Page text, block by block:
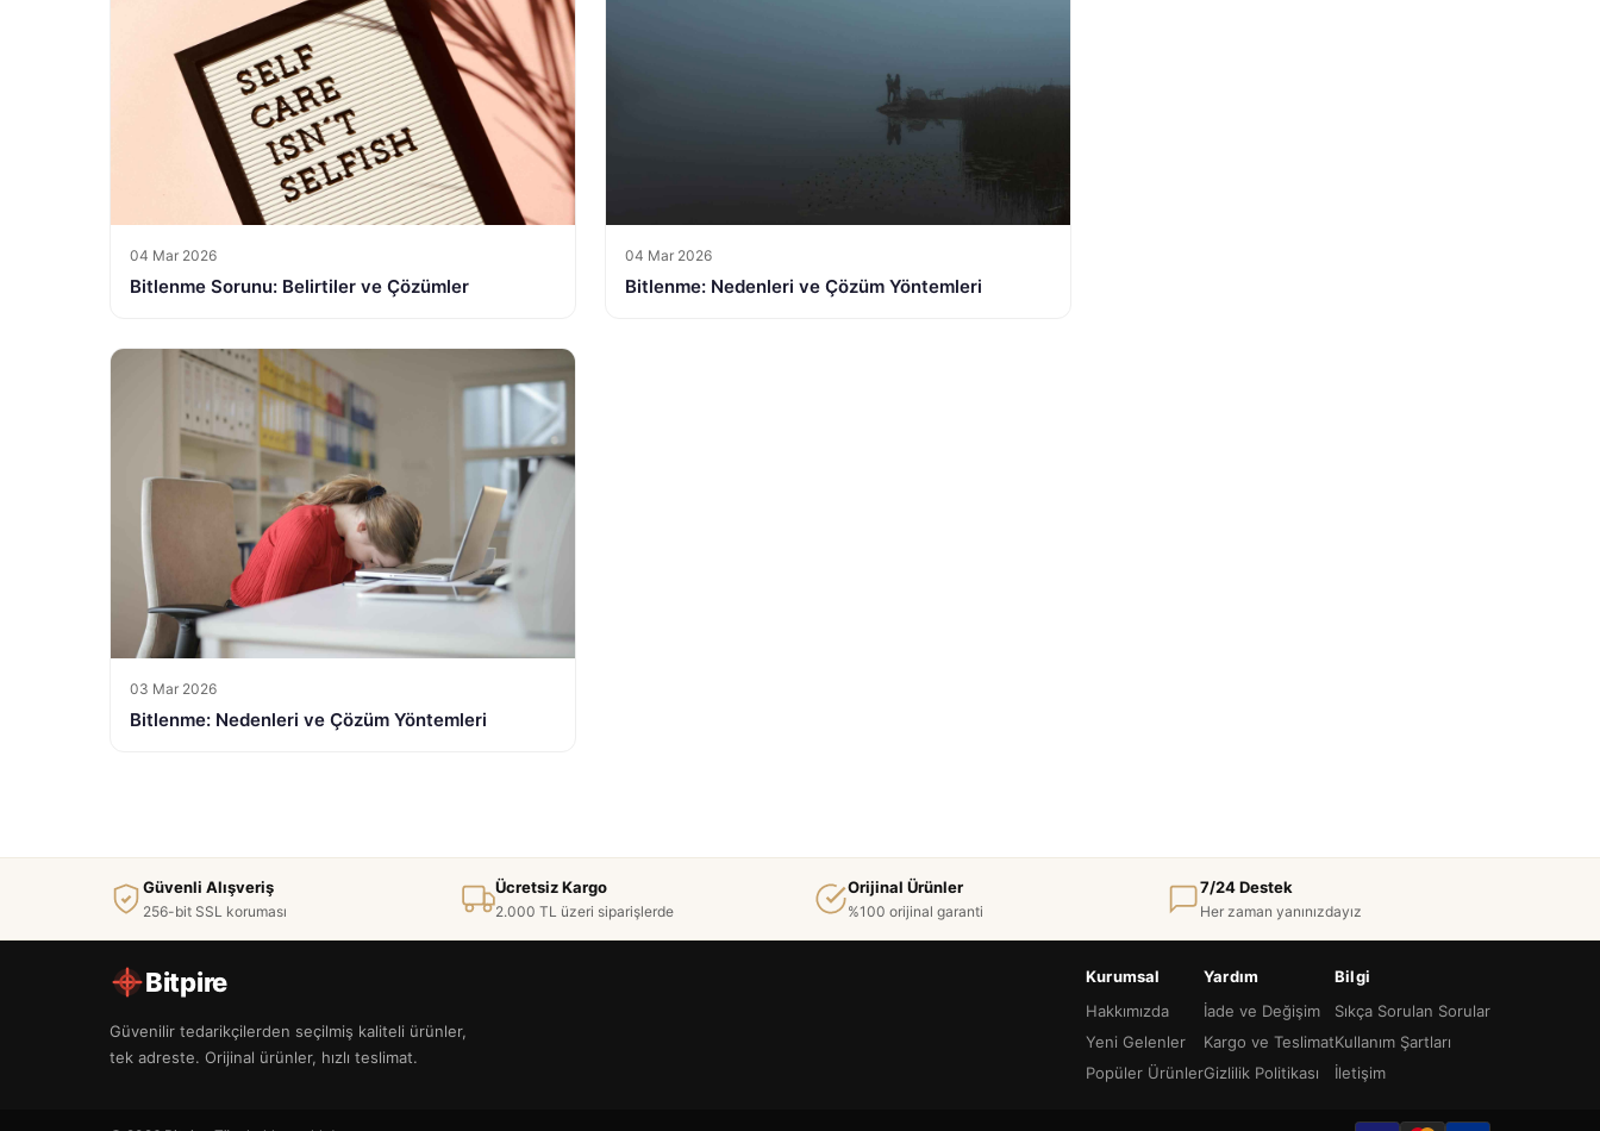
04 Mar 2026
Bitlenme Sorunu: Belirtiler ve Çözümler
04 Mar 2026
Bitlenme: Nedenleri ve Çözüm Yöntemleri
03 Mar 2026
Bitlenme: Nedenleri ve Çözüm Yöntemleri
Güvenli Alışveriş
256-bit SSL koruması
Ücretsiz Kargo
2.000 TL üzeri siparişlerde
Orijinal Ürünler
%100 orijinal garanti
7/24 Destek
Her zaman yanınızdayız
Bitpire
Güvenilir tedarikçilerden seçilmiş kaliteli ürünler,
tek adreste. Orijinal ürünler, hızlı teslimat.
Kurumsal
Hakkımızda
Yeni Gelenler
Popüler Ürünler
Yardım
İade ve Değişim
Kargo ve Teslimat
Gizlilik Politikası
Bilgi
Sıkça Sorulan Sorular
Kullanım Şartları
İletişim